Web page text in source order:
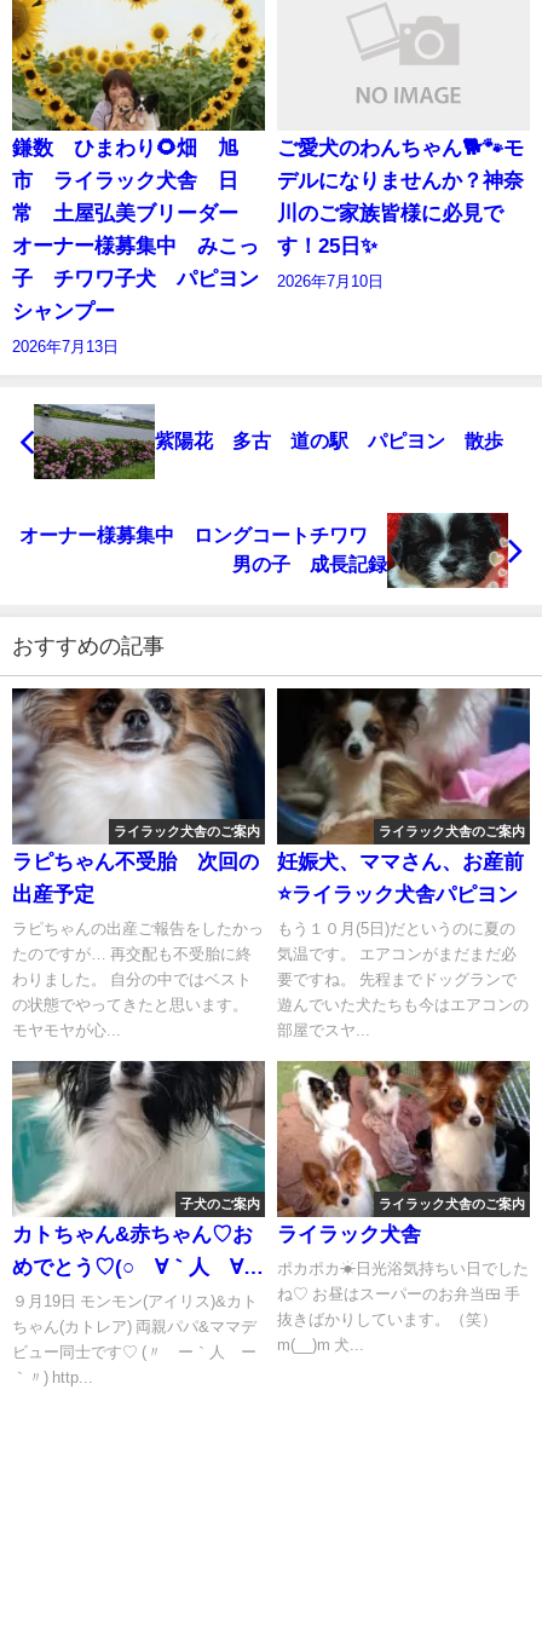
鎌数 ひまわり🌻畑 旭
市 ライラック犬舎 日
常 土屋弘美ブリーダー
オーナー様募集中 みこっ
子 チワワ子犬 パピヨン
シャンプー
2026年7月13日
ご愛犬のわんちゃん🐕🐾モ
デルになりませんか？神奈
川のご家族皆様に必見で
す！25日✨
2026年7月10日
紫陽花 多古 道の駅 パピヨン 散歩
オーナー様募集中 ロングコートチワワ
男の子 成長記録
おすすめの記事
ライラック犬舎のご案内
ラピちゃん不受胎 次回の
出産予定
ラピちゃんの出産ご報告をしたかっ
たのですが… 再交配も不受胎に終
わりました。 自分の中ではベスト
の状態でやってきたと思います。
モヤモヤが心...
ライラック犬舎のご案内
妊娠犬、ママさん、お産前
⭐ライラック犬舎パピヨン
もう１０月(5日)だというのに夏の
気温です。 エアコンがまだまだ必
要ですね。 先程までドッグランで
遊んでいた犬たちも今はエアコンの
部屋でスヤ...
子犬のご案内
カトちゃん&赤ちゃん♡お
めでとう♡(○´∀｀人´∀｀
○)パピヨン出産 成長記録
９月19日 モンモン(アイリス)&カト
ちゃん(カトレア) 両親パパ&ママデ
ビュー同士です♡ (〃´ー｀人´ー
｀〃) http...
ライラック犬舎のご案内
ライラック犬舎
ポカポカ☀日光浴気持ちい日でした
ね♡ お昼はスーパーのお弁当🍱 手
抜きばかりしています。（笑）
m(__)m 犬...